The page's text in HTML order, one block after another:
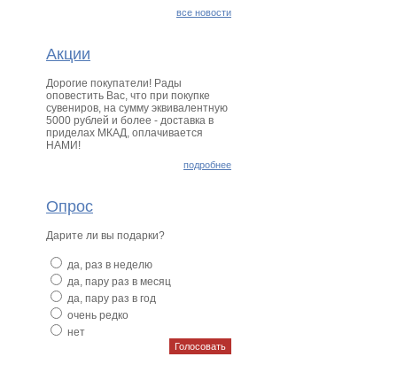
все новости
Акции
Дорогие покупатели! Рады
оповестить Вас, что при покупке
сувениров, на сумму эквивалентную
5000 рублей и более - доставка в
приделах МКАД, оплачивается
НАМИ!
подробнее
Опрос
Дарите ли вы подарки?
да, раз в неделю
да, пару раз в месяц
да, пару раз в год
очень редко
нет